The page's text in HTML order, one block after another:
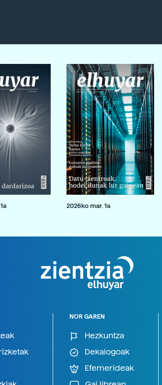
2026ko mar. 1a
NOR GAREN
Hezkuntza
Dekalogoak
Efemerideak